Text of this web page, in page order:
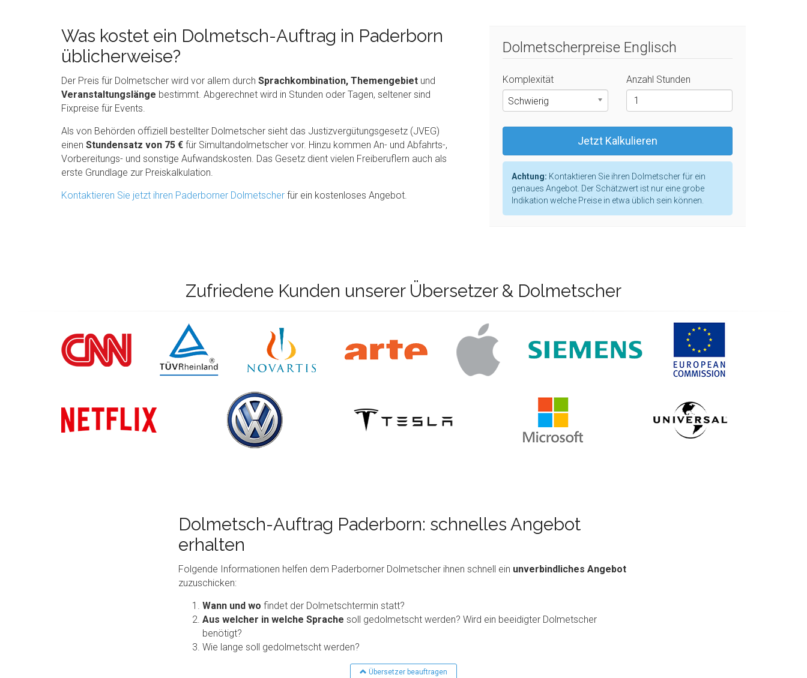
Was kostet ein Dolmetsch-Auftrag in Paderborn
üblicherweise?
Der Preis für Dolmetscher wird vor allem durch Sprachkombination, Themengebiet und
Veranstaltungslänge bestimmt. Abgerechnet wird in Stunden oder Tagen, seltener sind
Fixpreise für Events.
Als von Behörden offiziell bestellter Dolmetscher sieht das Justizvergütungsgesetz (JVEG)
einen Stundensatz von 75 € für Simultandolmetscher vor. Hinzu kommen An- und Abfahrts-,
Vorbereitungs- und sonstige Aufwandskosten. Das Gesetz dient vielen Freiberuflern auch als
erste Grundlage zur Preiskalkulation.
Kontaktieren Sie jetzt ihren Paderborner Dolmetscher für ein kostenloses Angebot.
Dolmetscherpreise Englisch
Komplexität
Schwierig
Anzahl Stunden
Jetzt Kalkulieren
Achtung: Kontaktieren Sie ihren Dolmetscher für ein
genaues Angebot. Der Schätzwert ist nur eine grobe
Indikation welche Preise in etwa üblich sein können.
Zufriedene Kunden unserer Übersetzer & Dolmetscher
Dolmetsch-Auftrag Paderborn: schnelles Angebot
erhalten
Folgende Informationen helfen dem Paderborner Dolmetscher ihnen schnell ein unverbindliches Angebot
zuzuschicken:
Wann und wo findet der Dolmetschtermin statt?
Aus welcher in welche Sprache soll gedolmetscht werden? Wird ein beeidigter Dolmetscher
benötigt?
Wie lange soll gedolmetscht werden?
Übersetzer beauftragen